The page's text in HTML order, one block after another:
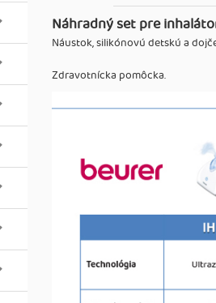
Náhradný set pre
Náustok, silikónovú detskú a
Zdravotnícka pomôcka.